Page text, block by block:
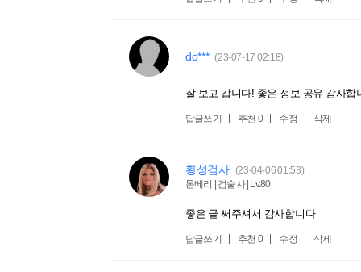
do*** (23-07-17 02:18)
잘 보고 갑니다! 좋은 정보 공유 감사합
답글쓰기 추천 0 수정 삭제
황성검사 (23-04-06 01:53)
톤베리 | 검술사 | Lv.80
좋은 글 써주셔서 감사합니다
답글쓰기 추천 0 수정 삭제